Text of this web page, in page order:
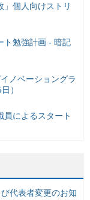
個人向けストリ
ト勉強計画 - 暗記
ノベーショングラ
）
によるスタート
代表者変更のお知